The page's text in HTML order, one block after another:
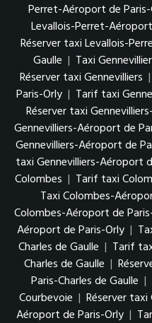
Perret-Aéroport de Paris-
Levallois-Perret-
Réserver taxi Levallois-
Gaulle | Taxi
Réserver taxi Gennevilliers |
Paris-Orly | Tarif taxi
Réserver taxi
Gennevilliers-Aéroport de
Gennevilliers-Aéroport de
taxi Gennevilliers-Aéroport
Colombes | Tarif taxi
Taxi Colombes-
Colombes-Aéroport de
Aéroport de Paris-Orly |
Charles de Gaulle | Tarif
Charles de Gaulle |
Paris-Charles de Gaulle |
Courbevoie | Réserver taxi
Aéroport de Paris-Orly |